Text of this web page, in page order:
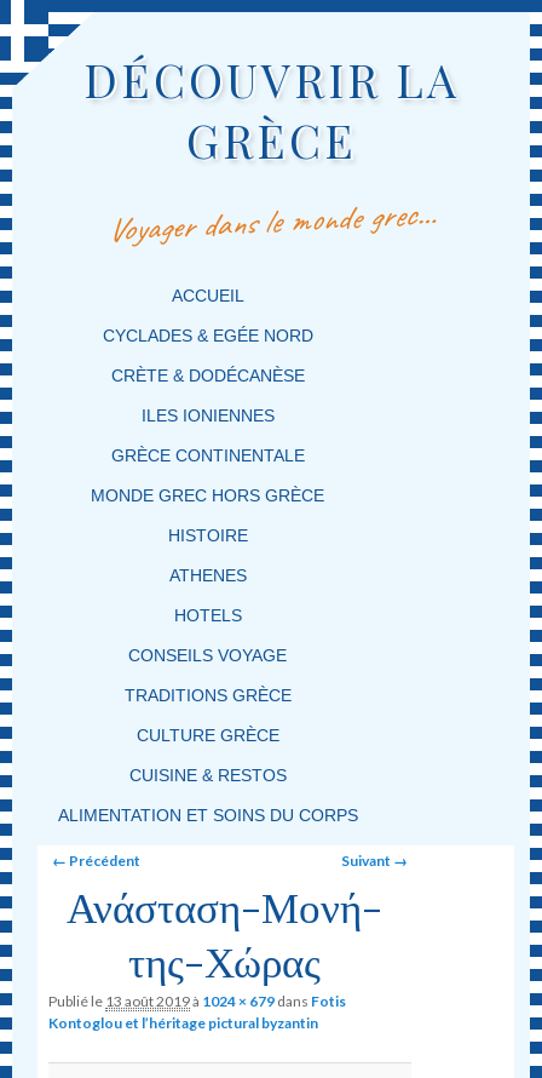
DÉCOUVRIR LA
GRÈCE
Voyager dans le monde grec…
MENU PRINCIPAL
MASQUER LA NAVIGATION PRINCIPALE
MASQUER LA NAVIGATION SECONDAIRE
ACCUEIL
CYCLADES & EGÉE NORD
CRÈTE & DODÉCANÈSE
ILES IONIENNES
GRÈCE CONTINENTALE
MONDE GREC HORS GRÈCE
HISTOIRE
ATHENES
HOTELS
CONSEILS VOYAGE
TRADITIONS GRÈCE
CULTURE GRÈCE
CUISINE & RESTOS
ALIMENTATION ET SOINS DU CORPS
Image navigation
← Précédent Suivant →
Ανάσταση-Μονή-
της-Χώρας
Publié le 13 août 2019à 1024 × 679 dans Fotis
Kontoglou et l’héritage pictural byzantin